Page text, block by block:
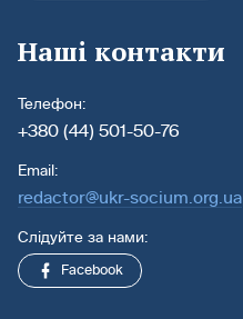
Наші контакти
Телефон:
+380 (44) 501-50-76
Email:
redactor@ukr-socium.org.ua
Слідуйте за нами:
Facebook